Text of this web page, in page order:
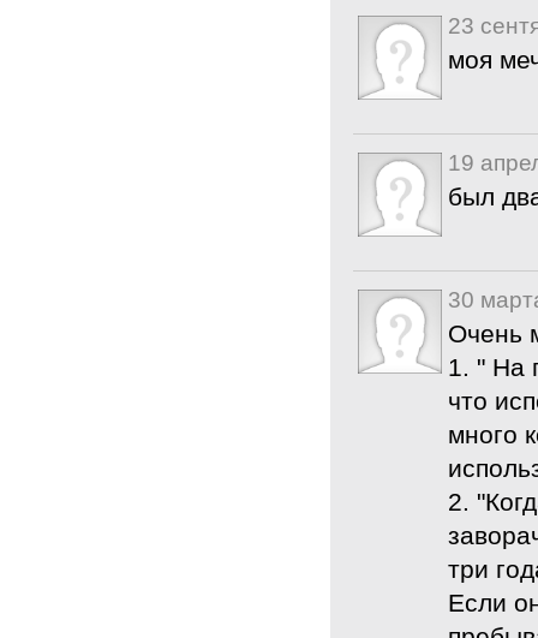
23
моя
19
был
30
Очень
1. " На
что
много
2.
три
Если